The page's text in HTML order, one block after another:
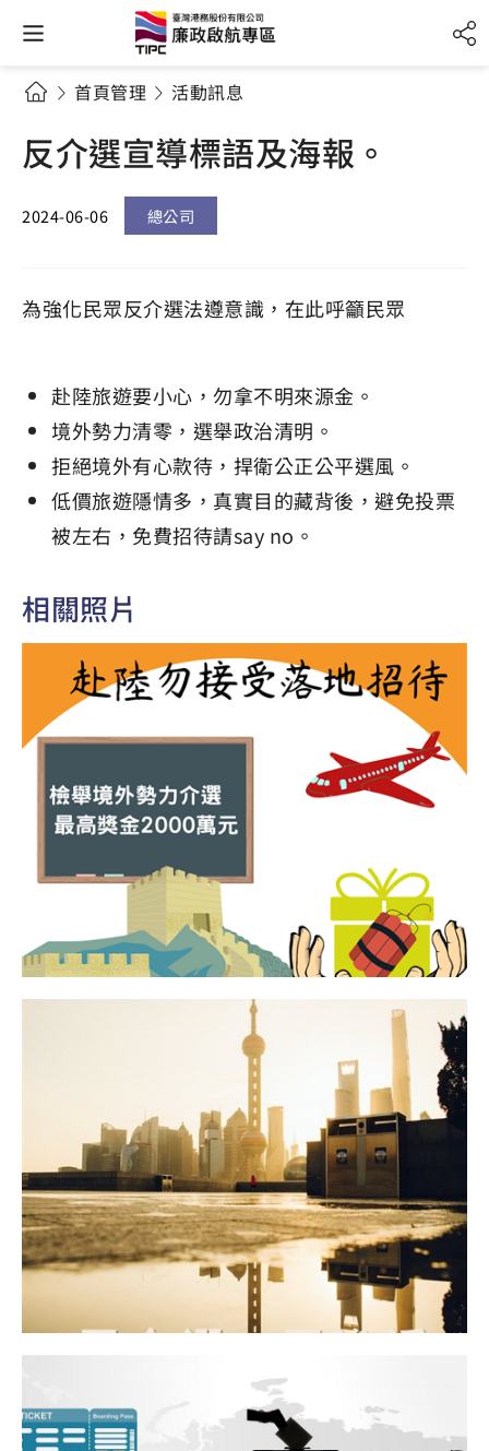
首頁管理 活動訊息
反介選宣導標語及海報。
2024-06-06 總公司
為強化民眾反介選法遵意識，在此呼籲民眾
赴陸旅遊要小心，勿拿不明來源金。
境外勢力清零，選舉政治清明。
拒絕境外有心款待，捍衛公正公平選風。
低價旅遊隱情多，真實目的藏背後，避免投票
被左右，免費招待請say no。
相關照片